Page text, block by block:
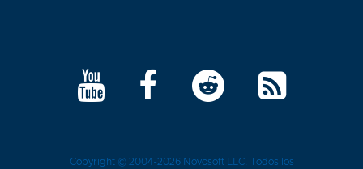
Copyright © 2004-2026 Novosoft LLC. Todos los